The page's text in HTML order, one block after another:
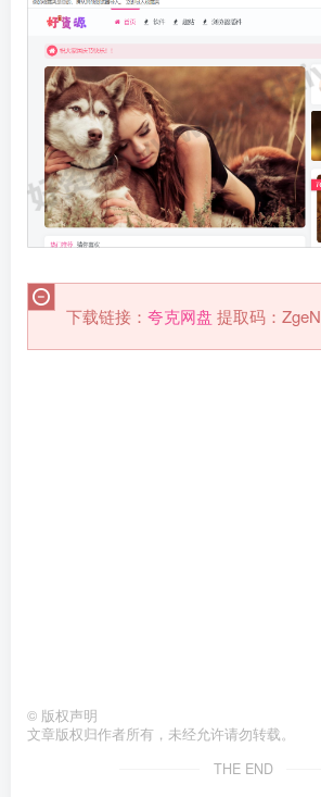
下载链接： 夸克网盘 提取码：ZgeN
© 版权声明
文章版权归作者所有，未经允许请勿转载。
THE END